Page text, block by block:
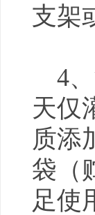
支架
4
天仅
质添
袋（
足使